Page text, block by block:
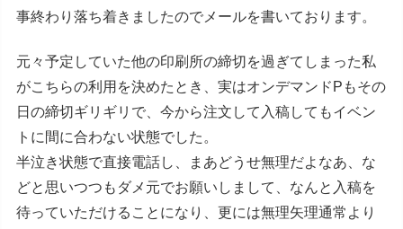
事終わり落ち着きましたのでメールを書いております。
元々予定していた他の印刷所の締切を過ぎてしまった私
がこちらの利用を決めたとき、実はオンデマンドPもその
日の締切ギリギリで、今から注文して入稿してもイベン
トに間に合わない状態でした。
半泣き状態で直接電話し、まあどうせ無理だよなあ、な
どと思いつつもダメ元でお願いしまして、なんと入稿を
待っていただけることになり、更には無理矢理通常より